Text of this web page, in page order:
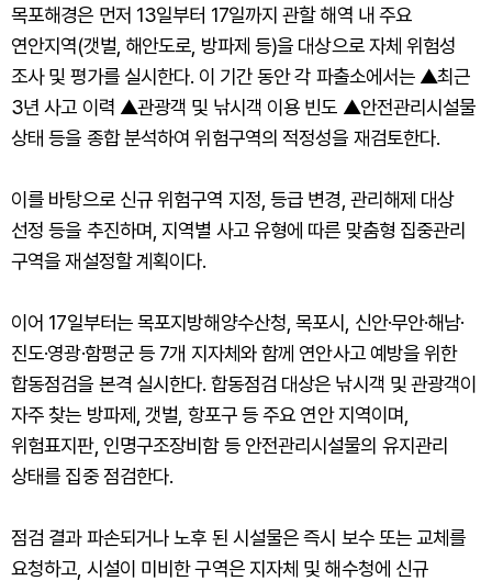
목포해경은 먼저 13일부터 17일까지 관할 해역 내 주요
연안지역(갯벌, 해안도로, 방파제 등)을 대상으로 자체 위험성
조사 및 평가를 실시한다. 이 기간 동안 각 파출소에서는 ▲최근
3년 사고 이력 ▲관광객 및 낚시객 이용 빈도 ▲안전관리시설물
상태 등을 종합 분석하여 위험구역의 적정성을 재검토한다.
이를 바탕으로 신규 위험구역 지정, 등급 변경, 관리해제 대상
선정 등을 추진하며, 지역별 사고 유형에 따른 맞춤형 집중관리
구역을 재설정할 계획이다.
이어 17일부터는 목포지방해양수산청, 목포시, 신안·무안·해남·
진도·영광·함평군 등 7개 지자체와 함께 연안사고 예방을 위한
합동점검을 본격 실시한다. 합동점검 대상은 낚시객 및 관광객이
자주 찾는 방파제, 갯벌, 항포구 등 주요 연안 지역이며,
위험표지판, 인명구조장비함 등 안전관리시설물의 유지관리
상태를 집중 점검한다.
점검 결과 파손되거나 노후 된 시설물은 즉시 보수 또는 교체를
요청하고, 시설이 미비한 구역은 지자체 및 해수청에 신규